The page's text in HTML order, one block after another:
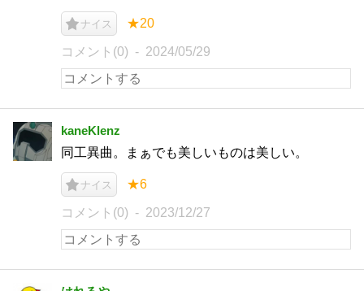
ナイス ★20
コメント(0) 2024/05/29
kaneKlenz
同工異曲。まぁでも美しいものは美しい。
ナイス ★6
コメント(0) 2023/12/27